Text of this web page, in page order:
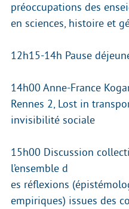
préoccupations des
en sciences, histoire et
12h15-14h Pause
14h00 Anne-France
Rennes 2, Lost in
invisibilité sociale
15h00 Discussion
l’ensemble d
es réflexions
empiriques) issues des